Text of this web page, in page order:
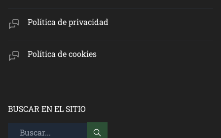
Política de privacidad
Política de cookies
BUSCAR EN EL SITIO